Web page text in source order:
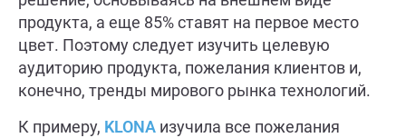
продукта, а еще 85% ставят на первое место
цвет. Поэтому следует изучить целевую
аудиторию продукта, пожелания клиентов и,
конечно, тренды мирового рынка технологий.
К примеру, KLONA изучила все пожелания